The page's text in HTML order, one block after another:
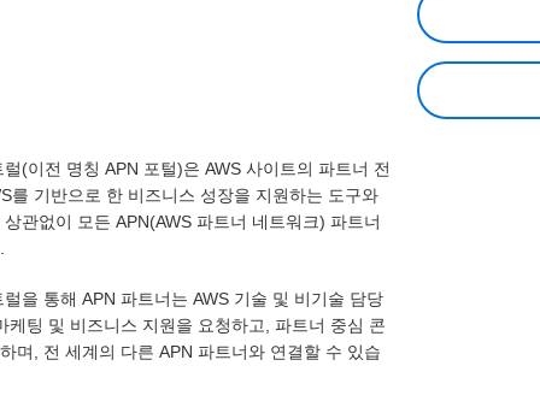
(이전 명칭 APN 포털)은 AWS 사이트의 파트너 전
를 기반으로 한 비즈니스 성장을 지원하는 도구와
관없이 모든 APN(AWS 파트너 네트워크) 파트너
을 통해 APN 파트너는 AWS 기술 및 비기술 담당
케팅 및 비즈니스 지원을 요청하고, 파트너 중심 콘
며, 전 세계의 다른 APN 파트너와 연결할 수 있습